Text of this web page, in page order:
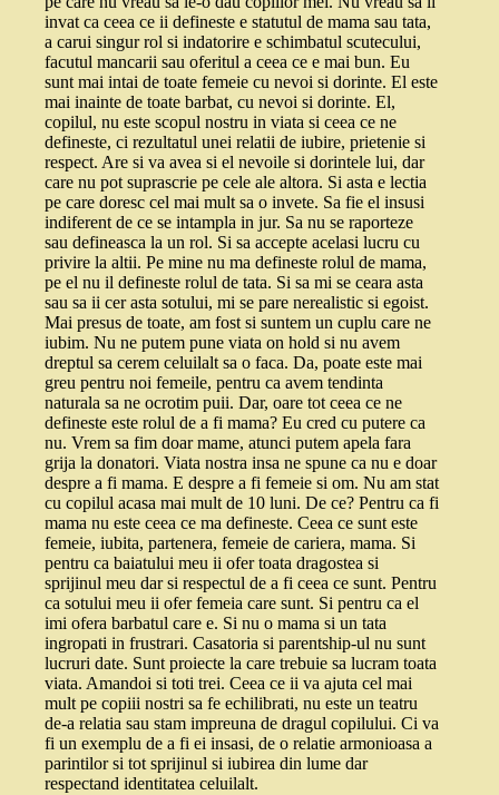
invat ca ceea ce ii defineste e statutul de mama sau tata,
a carui singur rol si indatorire e schimbatul scutecului,
facutul mancarii sau oferitul a ceea ce e mai bun. Eu
sunt mai intai de toate femeie cu nevoi si dorinte. El este
mai inainte de toate barbat, cu nevoi si dorinte. El,
copilul, nu este scopul nostru in viata si ceea ce ne
defineste, ci rezultatul unei relatii de iubire, prietenie si
respect. Are si va avea si el nevoile si dorintele lui, dar
care nu pot suprascrie pe cele ale altora. Si asta e lectia
pe care doresc cel mai mult sa o invete. Sa fie el insusi
indiferent de ce se intampla in jur. Sa nu se raporteze
sau defineasca la un rol. Si sa accepte acelasi lucru cu
privire la altii. Pe mine nu ma defineste rolul de mama,
pe el nu il defineste rolul de tata. Si sa mi se ceara asta
sau sa ii cer asta sotului, mi se pare nerealistic si egoist.
Mai presus de toate, am fost si suntem un cuplu care ne
iubim. Nu ne putem pune viata on hold si nu avem
dreptul sa cerem celuilalt sa o faca. Da, poate este mai
greu pentru noi femeile, pentru ca avem tendinta
naturala sa ne ocrotim puii. Dar, oare tot ceea ce ne
defineste este rolul de a fi mama? Eu cred cu putere ca
nu. Vrem sa fim doar mame, atunci putem apela fara
grija la donatori. Viata nostra insa ne spune ca nu e doar
despre a fi mama. E despre a fi femeie si om. Nu am stat
cu copilul acasa mai mult de 10 luni. De ce? Pentru ca fi
mama nu este ceea ce ma defineste. Ceea ce sunt este
femeie, iubita, partenera, femeie de cariera, mama. Si
pentru ca baiatului meu ii ofer toata dragostea si
sprijinul meu dar si respectul de a fi ceea ce sunt. Pentru
ca sotului meu ii ofer femeia care sunt. Si pentru ca el
imi ofera barbatul care e. Si nu o mama si un tata
ingropati in frustrari. Casatoria si parentship-ul nu sunt
lucruri date. Sunt proiecte la care trebuie sa lucram toata
viata. Amandoi si toti trei. Ceea ce ii va ajuta cel mai
mult pe copiii nostri sa fe echilibrati, nu este un teatru
de-a relatia sau stam impreuna de dragul copilului. Ci va
fi un exemplu de a fi ei insasi, de o relatie armonioasa a
parintilor si tot sprijinul si iubirea din lume dar
respectand identitatea celuilalt.